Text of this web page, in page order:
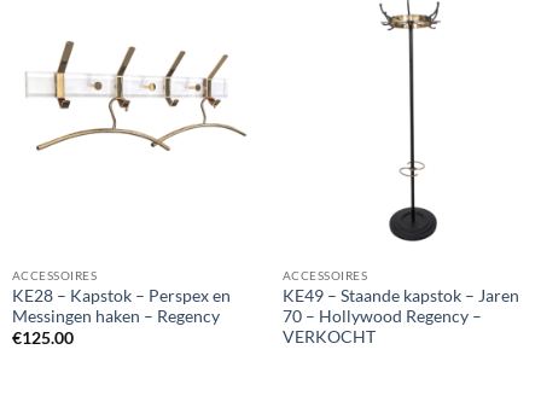
ACCESSOIRES
KE28 – Kapstok – Perspex en
Messingen haken – Regency
€125.00
ACCESSOIRES
KE49 – Staande kapstok – Jaren
70 – Hollywood Regency –
VERKOCHT